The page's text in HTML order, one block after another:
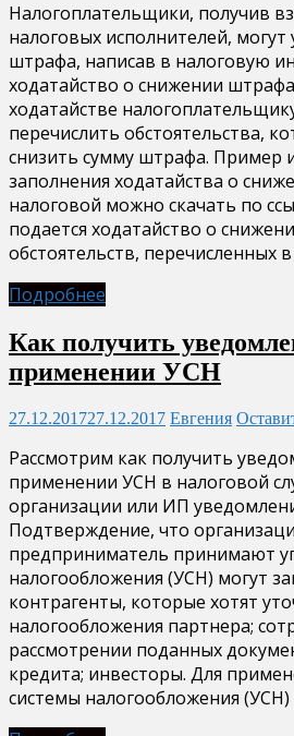
Налогоплательщики, получив
налоговых исполнителей,
штрафа, написав в налоговую
ходатайство о снижении
ходатайстве
перечислить обстоятельства,
снизить сумму штрафа. Пример
заполнения ходатайства о
налоговой можно скачать по
подается ходатайство о
обстоятельств, перечисленных
Подробнее
Как получить
применении УСН
27.12.201727.12.2017 Евгения
Рассмотрим как получить
применении УСН в налоговой
организации или ИП
Подтверждение, что
предприниматель принимают
налогообложения (УСН) могут
контрагенты, которые хотят
налогообложения партнера;
рассмотрении поданных
кредита; инвесторы. Для
системы налогообложения